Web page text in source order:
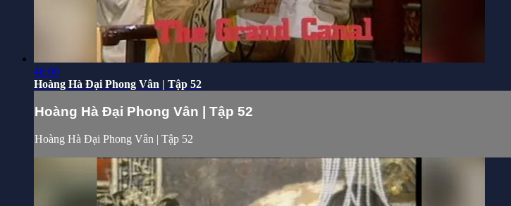
48:00
Hoàng Hà Đại Phong Vân | Tập 52
Hoàng Hà Đại Phong Vân | Tập 52
Hoàng Hà Đại Phong Vân | Tập 52